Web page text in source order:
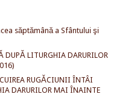
săptămână a Sfântului şi
DUPĂ LITURGHIA DARURILOR
RUGĂCIUNII ÎNTÂI
DARURILOR MAI ÎNAINTE